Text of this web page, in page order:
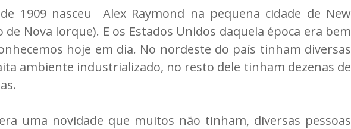
1909 nasceu Alex Raymond na pequena cidade de New
de Nova Iorque). E os Estados Unidos daquela época era bem
hoje em dia. No nordeste do país tinham diversas
ambiente industrializado, no resto dele tinham dezenas de
uma novidade que muitos não tinham, diversas pessoas